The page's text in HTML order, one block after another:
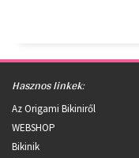
Hasznos linkek:
Az Origami Bikiniről
WEBSHOP
Bikinik